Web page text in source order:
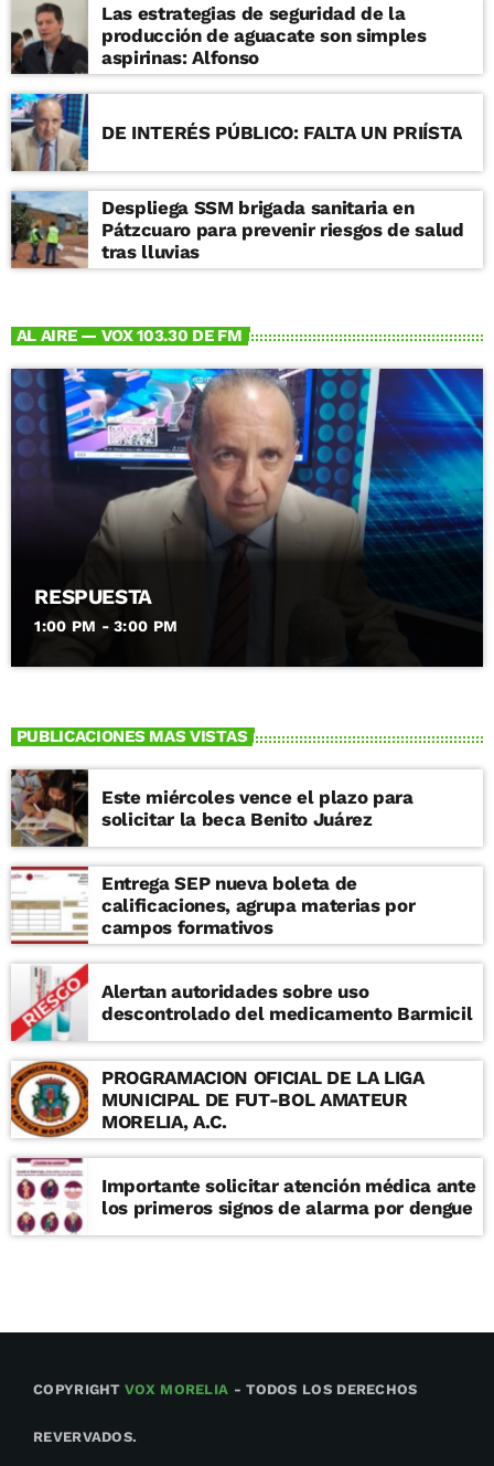
Las estrategias de seguridad de la
producción de aguacate son simples
aspirinas: Alfonso
DE INTERÉS PÚBLICO: FALTA UN PRIÍSTA
Despliega SSM brigada sanitaria en
Pátzcuaro para prevenir riesgos de salud
tras lluvias
AL AIRE — VOX 103.30 DE FM
RESPUESTA
1:00 PM - 3:00 PM
PUBLICACIONES MAS VISTAS
Este miércoles vence el plazo para
solicitar la beca Benito Juárez
Entrega SEP nueva boleta de
calificaciones, agrupa materias por
campos formativos
Alertan autoridades sobre uso
descontrolado del medicamento Barmicil
PROGRAMACION OFICIAL DE LA LIGA
MUNICIPAL DE FUT-BOL AMATEUR
MORELIA, A.C.
Importante solicitar atención médica ante
los primeros signos de alarma por dengue
COPYRIGHTVOX MORELIA - TODOS LOS DERECHOS
REVERVADOS.